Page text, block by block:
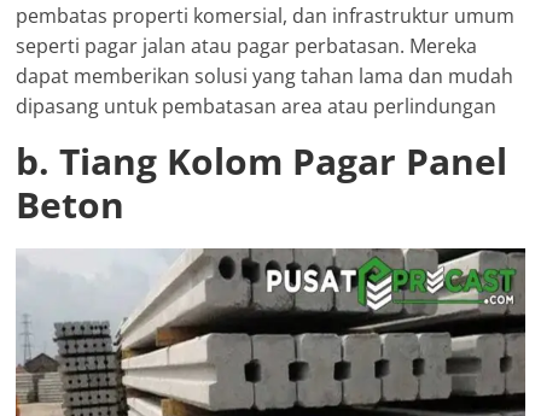
pembatas properti komersial, dan infrastruktur umum
seperti pagar jalan atau pagar perbatasan. Mereka
dapat memberikan solusi yang tahan lama dan mudah
dipasang untuk pembatasan area atau perlindungan
b. Tiang Kolom Pagar Panel
Beton